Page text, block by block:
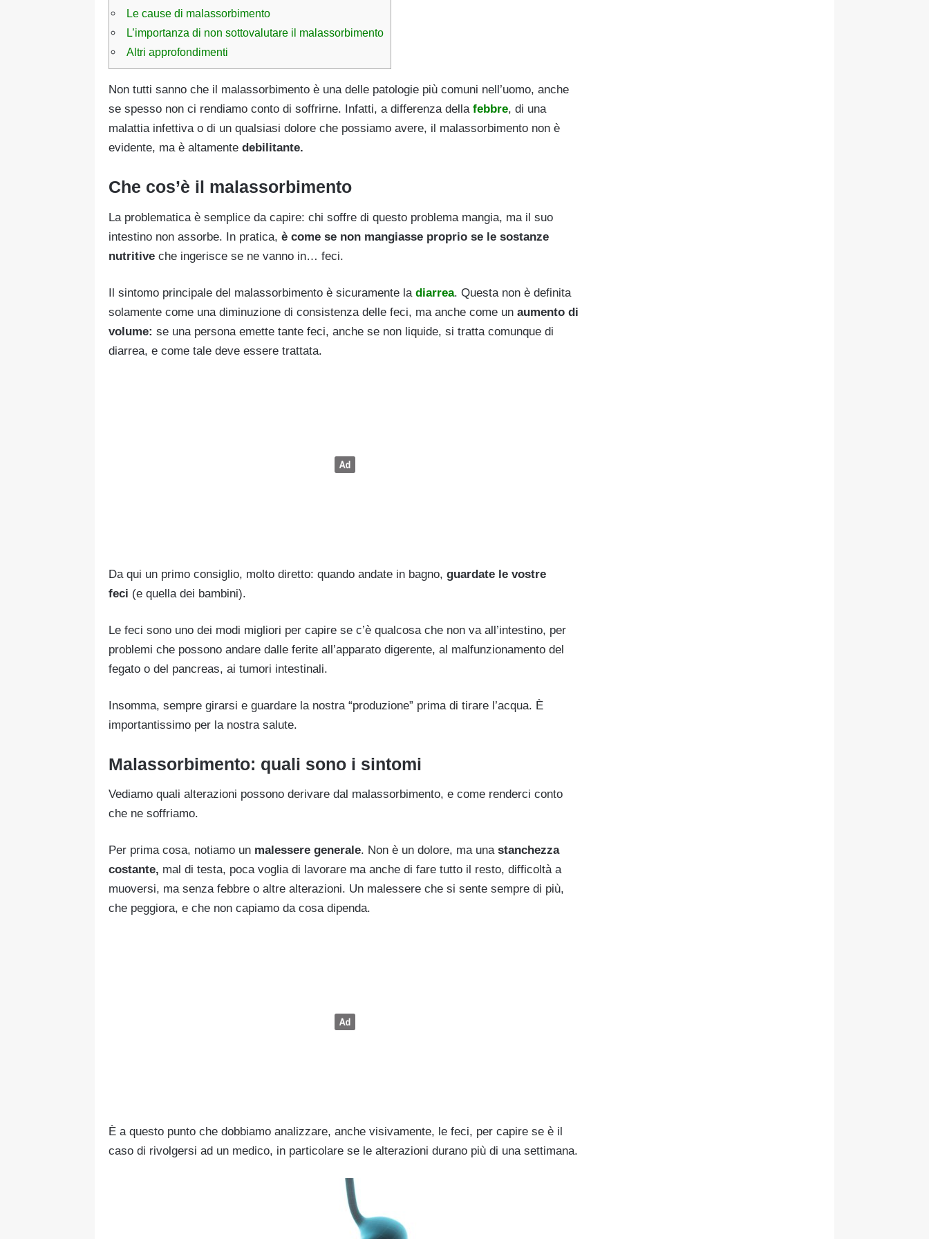
Le cause di malassorbimento
L’importanza di non sottovalutare il malassorbimento
Altri approfondimenti
Non tutti sanno che il malassorbimento è una delle patologie più comuni nell’uomo, anche
se spesso non ci rendiamo conto di soffrirne. Infatti, a differenza della febbre, di una
malattia infettiva o di un qualsiasi dolore che possiamo avere, il malassorbimento non è
evidente, ma è altamente debilitante.
Che cos’è il malassorbimento
La problematica è semplice da capire: chi soffre di questo problema mangia, ma il suo
intestino non assorbe. In pratica, è come se non mangiasse proprio se le sostanze
nutritive che ingerisce se ne vanno in… feci.
Il sintomo principale del malassorbimento è sicuramente la diarrea. Questa non è definita
solamente come una diminuzione di consistenza delle feci, ma anche come un aumento di
volume: se una persona emette tante feci, anche se non liquide, si tratta comunque di
diarrea, e come tale deve essere trattata.
Da qui un primo consiglio, molto diretto: quando andate in bagno, guardate le vostre
feci (e quella dei bambini).
Le feci sono uno dei modi migliori per capire se c’è qualcosa che non va all’intestino, per
problemi che possono andare dalle ferite all’apparato digerente, al malfunzionamento del
fegato o del pancreas, ai tumori intestinali.
Insomma, sempre girarsi e guardare la nostra “produzione” prima di tirare l’acqua. È
importantissimo per la nostra salute.
Malassorbimento: quali sono i sintomi
Vediamo quali alterazioni possono derivare dal malassorbimento, e come renderci conto
che ne soffriamo.
Per prima cosa, notiamo un malessere generale. Non è un dolore, ma una stanchezza
costante, mal di testa, poca voglia di lavorare ma anche di fare tutto il resto, difficoltà a
muoversi, ma senza febbre o altre alterazioni. Un malessere che si sente sempre di più,
che peggiora, e che non capiamo da cosa dipenda.
È a questo punto che dobbiamo analizzare, anche visivamente, le feci, per capire se è il
caso di rivolgersi ad un medico, in particolare se le alterazioni durano più di una settimana.